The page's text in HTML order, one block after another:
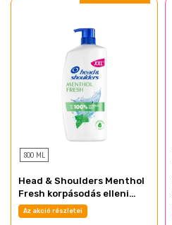
800 ML
Head & Shoulders Menthol
Fresh korpásodás elleni
sampon 800ml pumpás napi
használatra
Az akció részletei